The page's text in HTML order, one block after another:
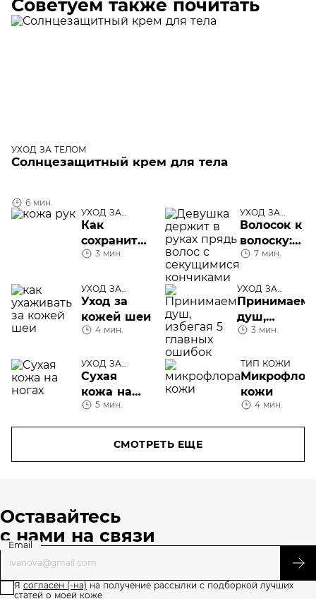
Советуем также почитать
УХОД ЗА ТЕЛОМ
Солнцезащитный крем для тела
6 мин.
УХОД ЗА
ТЕЛОМ
Как
сохранить
молодость
3 мин.
УХОД ЗА
ТЕЛОМ
Волосок к
волоску:
секущиеся
7 мин.
УХОД ЗА
ТЕЛОМ
Уход за
кожей шеи
4 мин.
УХОД ЗА
ТЕЛОМ
Принимаем
душ,
избегая 5
ошибок
3 мин.
УХОД ЗА
ТЕЛОМ
Сухая
кожа на
ногах
5 мин.
ТИП КОЖИ
кожи
4 мин.
СМОТРЕТЬ ЕЩЕ
Оставайтесь
с нами на связи
Email
Я согласен (-на) на получение рассылки с подборкой лучших
статей о моей коже